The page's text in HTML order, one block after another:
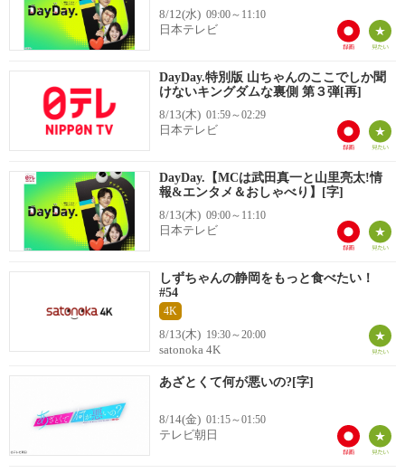
8/12(水) 09:00～11:10
日本テレビ
DayDay.特別版 山ちゃんのここでしか聞
けないキングダムな裏側 第３弾[再]
8/13(木) 01:59～02:29
日本テレビ
DayDay.【MCは武田真一と山里亮太!情
報&エンタメ＆おしゃべり】[字]
8/13(木) 09:00～11:10
日本テレビ
しずちゃんの静岡をもっと食べたい！
#54
4K
8/13(木) 19:30～20:00
satonoka 4K
あざとくて何が悪いの?[字]
8/14(金) 01:15～01:50
テレビ朝日